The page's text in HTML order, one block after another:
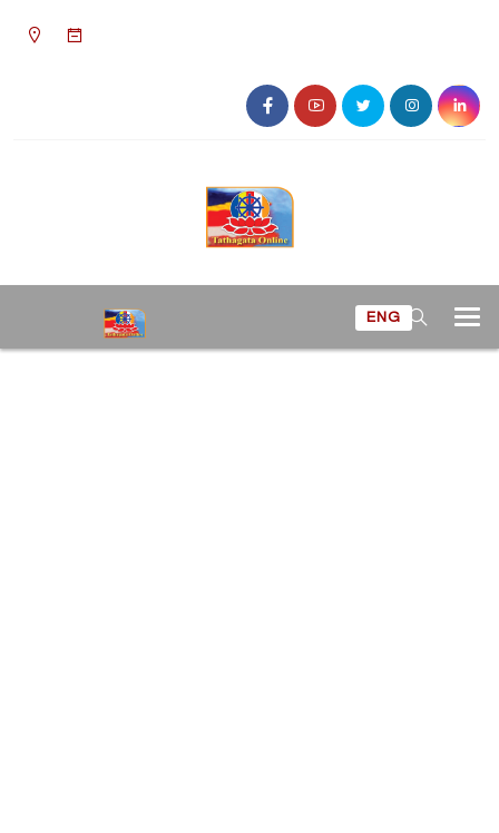
ENG